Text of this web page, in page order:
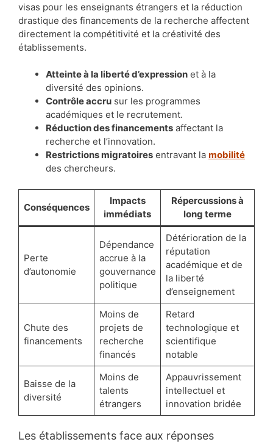
visas pour les enseignants étrangers et la réduction
drastique des financements de la recherche affectent
directement la compétitivité et la créativité des
établissements.
Atteinte à la liberté d’expression et à la
diversité des opinions.
Contrôle accru sur les programmes
académiques et le recrutement.
Réduction des financements affectant la
recherche et l’innovation.
Restrictions migratoires entravant la mobilité
des chercheurs.
Conséquences
Impacts
immédiats
Répercussions à
long terme
Perte
d’autonomie
Dépendance
accrue à la
gouvernance
politique
Détérioration de la
réputation
académique et de
la liberté
d’enseignement
Chute des
financements
Moins de
projets de
recherche
financés
Retard
technologique et
scientifique
notable
Baisse de la
diversité
Moins de
talents
étrangers
Appauvrissement
intellectuel et
innovation bridée
Les établissements face aux réponses